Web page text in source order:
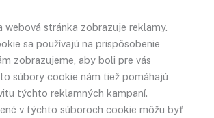
webová stránka zobrazuje reklamy.
sa používajú na prispôsobenie
zobrazujeme, aby boli pre vás
súbory cookie nám tiež pomáhajú
týchto reklamných kampaní.
v týchto súboroch cookie môžu byť